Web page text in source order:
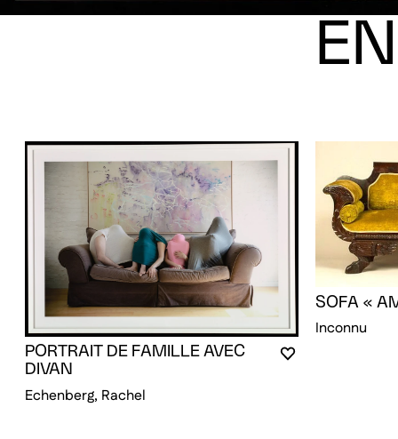
VOUS DEVEZ
FERMER LA
OUVRIR LA
PORTRAIT DE FAMILLE AVEC
DIVAN
Echenberg, Rachel
SOFA «
Inconnu